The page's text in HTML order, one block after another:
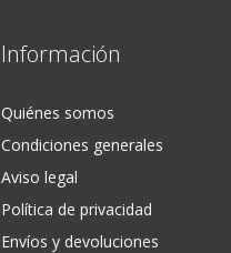
Información
Quiénes somos
Condiciones generales
Aviso legal
Política de privacidad
Envíos y devoluciones